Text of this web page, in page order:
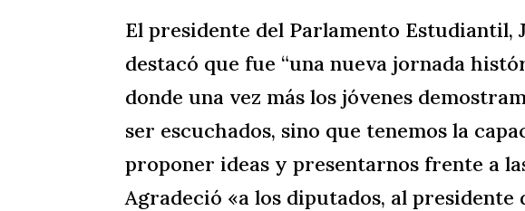
El presidente del Parlamento Estudiantil,
destacó que fue “una nueva jornada
donde una vez más los jóvenes
ser escuchados, sino que tenemos la
proponer ideas y presentarnos frente a
Agradeció «a los diputados, al presidente